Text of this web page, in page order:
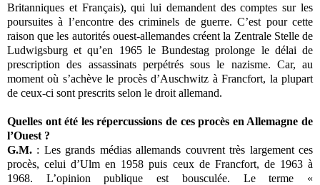
Britanniques et Français), qui lui demandent des comptes sur les
poursuites à l’encontre des criminels de guerre. C’est pour cette
raison que les autorités ouest-allemandes créent la Zentrale Stelle de
Ludwigsburg et qu’en 1965 le Bundestag prolonge le délai de
prescription des assassinats perpétrés sous le nazisme. Car, au
moment où s’achève le procès d’Auschwitz à Francfort, la plupart
de ceux-ci sont prescrits selon le droit allemand.
Quelles ont été les répercussions de ces procès en Allemagne de
l’Ouest ?
G.M. : Les grands médias allemands couvrent très largement ces
procès, celui d’Ulm en 1958 puis ceux de Francfort, de 1963 à
1968. L’opinion publique est bousculée. Le terme «